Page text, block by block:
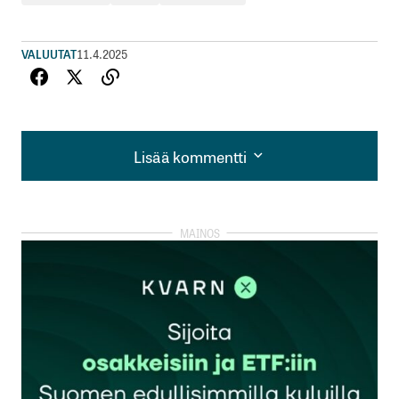
VALUUTAT11.4.2025
Lisää kommentti
Lisää kommentti
kirjautua
rekisteröityä